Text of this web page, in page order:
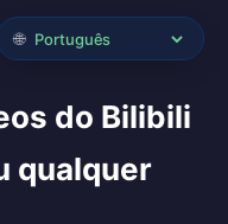
do Bilibili
qualquer
🌐